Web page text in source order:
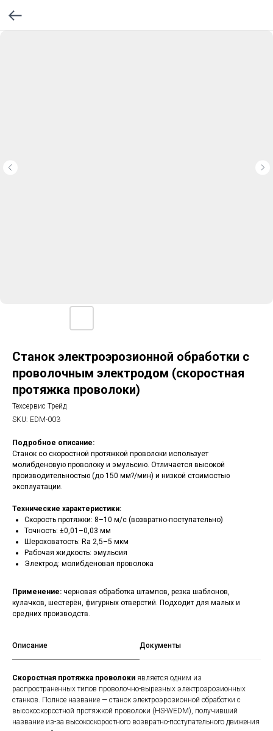
Станок электроэрозионной обработки с
проволочным электродом (скоростная
протяжка проволоки)
Техсервис Трейд
SKU: EDM-003
Подробное описание:
Станок со скоростной протяжкой проволоки использует
молибденовую проволоку и эмульсию. Отличается высокой
производительностью (до 150 мм?/мин) и низкой стоимостью
эксплуатации.
Технические характеристики:
Скорость протяжки: 8–10 м/с (возвратно-поступательно)
Точность: ±0,01–0,03 мм
Шероховатость: Ra 2,5–5 мкм
Рабочая жидкость: эмульсия
Электрод: молибденовая проволока
Применение: черновая обработка штампов, резка шаблонов,
кулачков, шестерён, фигурных отверстий. Подходит для малых и
средних производств.
Описание Документы
Скоростная протяжка проволоки является одним из
распространенных типов проволочно-вырезных электроэрозионных
станков. Полное название — станок электроэрозионной обработки с
высокоскоростной протяжкой проволоки (HS-WEDM), получивший
название из-за высокоскоростного возвратно-поступательного движения